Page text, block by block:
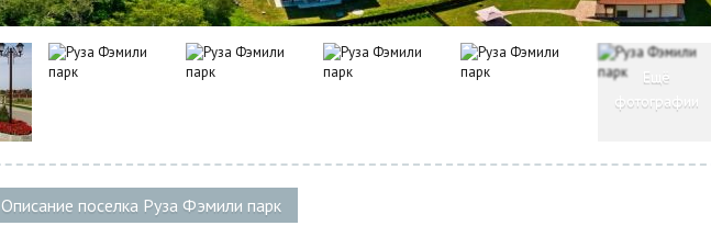
Описание поселка Руза Фэмили парк